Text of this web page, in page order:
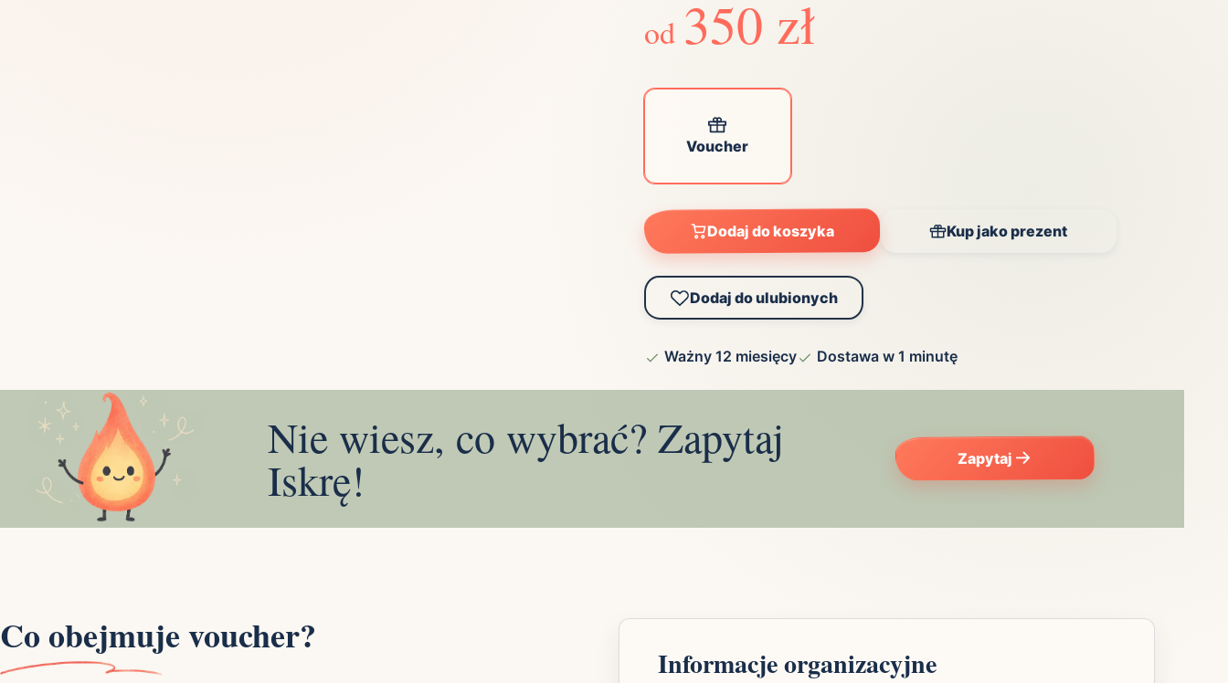
Ciechocinek
Gorzów
Kraków
od 350 zł
Voucher
Dodaj do koszyka Kup jako prezent
Dodaj do ulubionych
Ważny 12 miesięcy Dostawa w 1 minutę
Nie wiesz, co wybrać? Zapytaj
Iskrę! Zapytaj
Co obejmuje voucher?
Informacje organizacyjne